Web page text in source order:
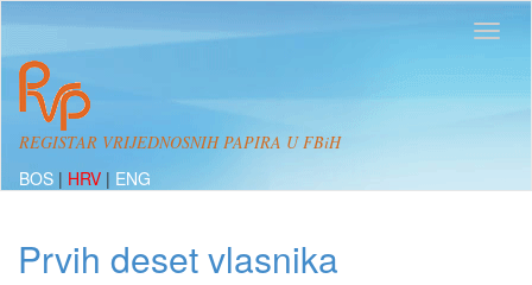
REGISTAR VRIJEDNOSNIH PAPIRA U FBiH
BOS | HRV | ENG
Prvih deset vlasnika